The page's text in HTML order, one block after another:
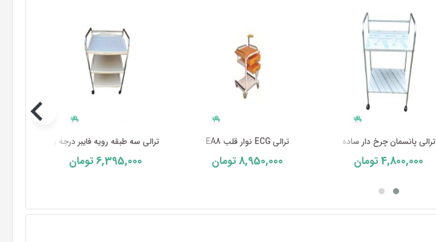
ترالی پانسمان چرخ دار ساده
4,800,000تومان
ترالی ECG نوار قلب EA8
8,950,000تومان
ترالی سه طبقه رویه فایبر درجه یک
6,395,000تومان